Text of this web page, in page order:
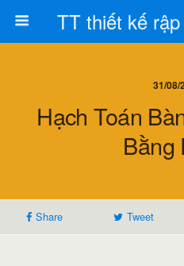
31/08/
Hạch Toán
Bằng
Share Tweet